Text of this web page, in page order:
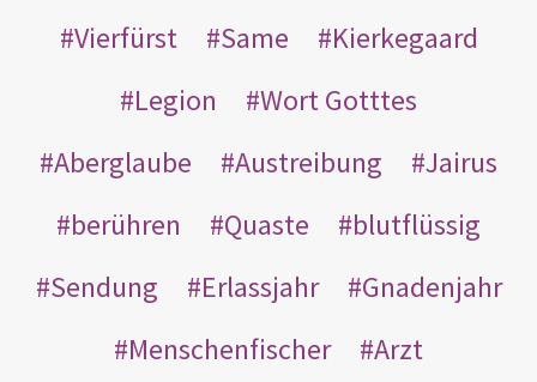
Vierfürst
Same
Kierkegaard
Legion
Wort Gotttes
Aberglaube
Austreibung
Jairus
berühren
Quaste
blutflüssig
Sendung
Erlassjahr
Gnadenjahr
Menschenfischer
Arzt